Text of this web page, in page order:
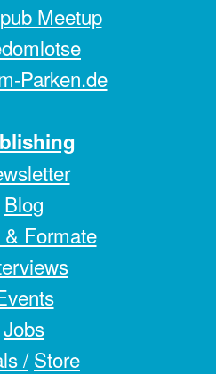
Meetup
Parken.de
Blog
& Formate
Jobs
/ Store